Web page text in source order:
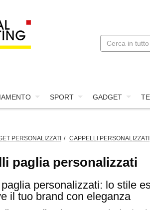
SPORT GADGET
PERSONALIZZATI CAPPELLI PERSONALIZZATI
paglia personalizzati
personalizzati: lo stile
il tuo brand con eleganza